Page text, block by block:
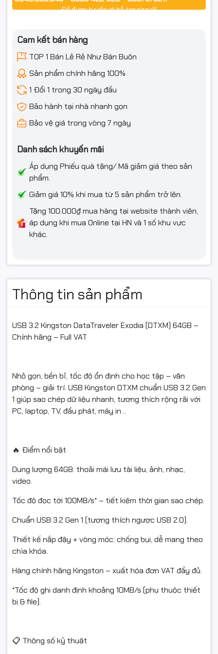
Để được tư vấn và hỗ trợ ngay!!!
Cam kết bán hàng
TOP 1 Bán Lẻ Rẻ Như Bán Buôn
Sản phẩm chính hãng 100%
1 Đổi 1 trong 30 ngày đầu
Bảo hành tại nhà nhanh gọn
Bảo vệ giá trong vòng 7 ngày
Danh sách khuyến mãi
Áp dụng Phiếu quà tặng/ Mã giảm giá theo sản
phẩm.
Giảm giá 10% khi mua từ 5 sản phẩm trở lên.
Tặng 100.000₫ mua hàng tại website thành viên,
áp dụng khi mua Online tại HN và 1 số khu vực
khác.
Thông tin sản phẩm
USB 3.2 Kingston DataTraveler Exodia (DTXM) 64GB –
Chính hãng – Full VAT
Nhỏ gọn, bền bỉ, tốc độ ổn định cho học tập – văn
phòng – giải trí. USB Kingston DTXM chuẩn USB 3.2 Gen
1 giúp sao chép dữ liệu nhanh, tương thích rộng rãi với
PC, laptop, TV, đầu phát, máy in…
🔥 Điểm nổi bật
Dung lượng 64GB: thoải mái lưu tài liệu, ảnh, nhạc,
video.
Tốc độ đọc tới 100MB/s* – tiết kiệm thời gian sao chép.
Chuẩn USB 3.2 Gen 1 (tương thích ngược USB 2.0).
Thiết kế nắp đậy + vòng móc: chống bụi, dễ mang theo
chìa khóa.
Hàng chính hãng Kingston – xuất hóa đơn VAT đầy đủ.
*Tốc độ ghi danh định khoảng 10MB/s (phụ thuộc thiết
bị & file).
📋 Thông số kỹ thuật
✅ Quay video khi mở hộp để làm bằng chứng nếu hư hỏng/va
✅ Nếu không sử dụng được/chưa biết cách dùng, vui lòng
liên hệ trước khi hoàn để được hỗ trợ kỹ thuật.
✅ Sản phẩm hoàn cần đóng gói như ban đầu, không trầy
xước/hư hỏng, đủ phụ kiện/tem.
✅ Chỉ hỗ trợ đổi/hoàn khi hàng còn nguyên trạng và có giá
trị sử dụng.
Đặt mua ngay USB Kingston DTXM 64GB – chính hãng, đủ
VAT, giá tốt!
#USB64GB #HangChinhHang #FullVAT #NgocThoComputer